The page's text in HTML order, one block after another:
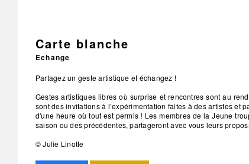
Carte blanche
Echange
Partagez un geste artistique et échangez !
Gestes artistiques libres où surprise et rencontres sont au
sont des invitations à l’expérimentation faites à des artistes et
d'une heure où tout est permis ! Les membres de la Jeune
saison ou des précédentes, partageront avec vous leurs
© Julie Linotte